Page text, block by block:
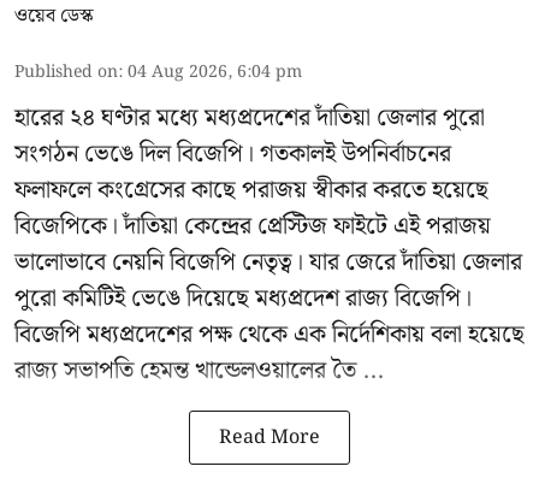
ওয়েব ডেস্ক
Published on:04 Aug 2026, 6:04 pm
হারের ২৪ ঘণ্টার মধ্যে মধ্যপ্রদেশের দাঁতিয়া জেলার পুরো
সংগঠন ভেঙে দিল বিজেপি। গতকালই উপনির্বাচনের
ফলাফলে কংগ্রেসের কাছে পরাজয় স্বীকার করতে হয়েছে
বিজেপিকে। দাঁতিয়া কেন্দ্রের প্রেস্টিজ ফাইটে এই পরাজয়
ভালোভাবে নেয়নি বিজেপি নেতৃত্ব। যার জেরে দাঁতিয়া জেলার
পুরো কমিটিই ভেঙে দিয়েছে মধ্যপ্রদেশ রাজ্য বিজেপি।
বিজেপি মধ্যপ্রদেশের পক্ষ থেকে এক নির্দেশিকায় বলা হয়েছে
রাজ্য সভাপতি হেমন্ত খান্ডেলওয়ালের তৈ ...
Read More